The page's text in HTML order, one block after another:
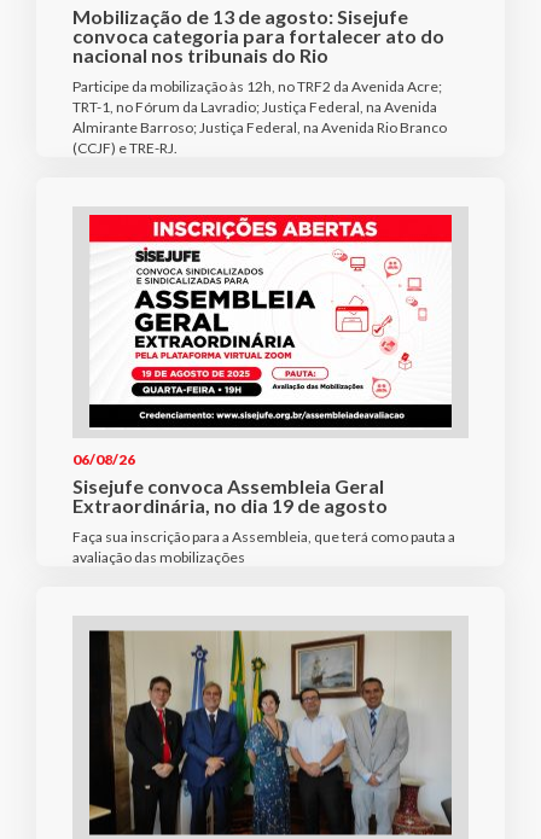
Mobilização de 13 de agosto: Sisejufe
convoca categoria para fortalecer ato do
nacional nos tribunais do Rio
Participe da mobilização às 12h, no TRF2 da Avenida Acre;
TRT-1, no Fórum da Lavradio; Justiça Federal, na Avenida
Almirante Barroso; Justiça Federal, na Avenida Rio Branco
(CCJF) e TRE-RJ.
06/08/26
Sisejufe convoca Assembleia Geral
Extraordinária, no dia 19 de agosto
Faça sua inscrição para a Assembleia, que terá como pauta a
avaliação das mobilizações